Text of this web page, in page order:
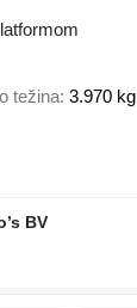
težina 3.970 kg
BV